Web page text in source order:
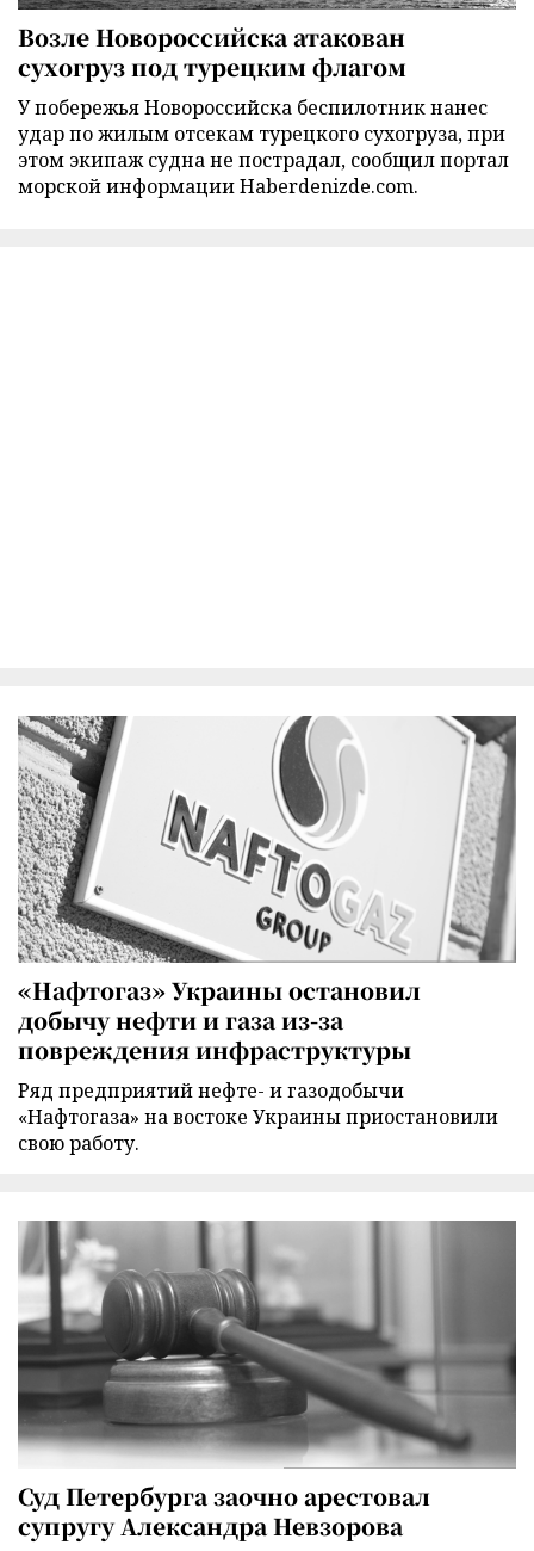
Возле Новороссийска атакован
сухогруз под турецким флагом
У побережья Новороссийска беспилотник нанес
удар по жилым отсекам турецкого сухогруза, при
этом экипаж судна не пострадал, сообщил портал
морской информации Haberdenizde.com.
«Нафтогаз» Украины остановил
добычу нефти и газа из-за
повреждения инфраструктуры
Ряд предприятий нефте- и газодобычи
«Нафтогаза» на востоке Украины приостановили
свою работу.
Суд Петербурга заочно арестовал
супругу Александра Невзорова